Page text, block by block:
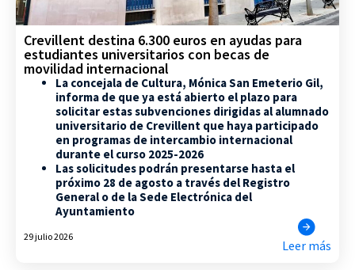
Crevillent destina 6.300 euros en ayudas para
estudiantes universitarios con becas de
movilidad internacional
La concejala de Cultura, Mónica San Emeterio Gil,
informa de que ya está abierto el plazo para
solicitar estas subvenciones dirigidas al alumnado
universitario de Crevillent que haya participado
en programas de intercambio internacional
durante el curso 2025-2026
Las solicitudes podrán presentarse hasta el
próximo 28 de agosto a través del Registro
General o de la Sede Electrónica del
Ayuntamiento
29 julio 2026
Leer más